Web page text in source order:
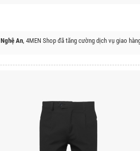
Nghệ An, 4MEN Shop đã tăng cường dịch vụ giao